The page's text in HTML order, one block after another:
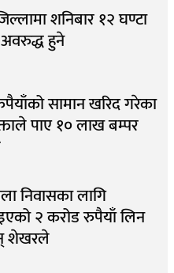
शनिबार १२ घण्टा
अवरुद्ध हुने
सामान खरिद गरेका
पाए १० लाख बम्पर
निवासका लागि
२ करोड रुपैयाँ लिन
शेखरले